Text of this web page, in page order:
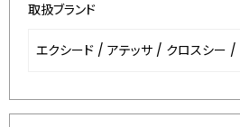
取扱ブランド
エクシード / アテッサ / クロスシー /